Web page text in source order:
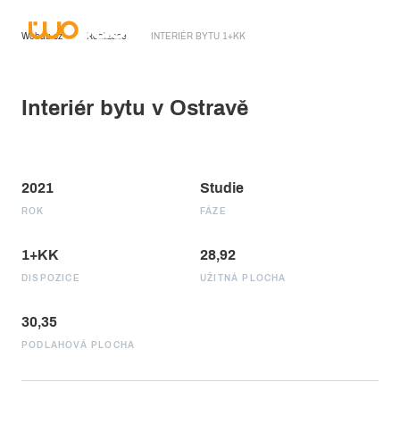
Wobau.cz Realizace INTERIÉR BYTU 1+KK
Interiér bytu v Ostravě
2021
ROK
Studie
FÁZE
1+KK
DISPOZICE
28,92
UŽITNÁ PLOCHA
30,35
PODLAHOVÁ PLOCHA